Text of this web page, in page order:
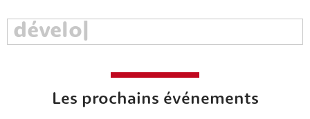
Les prochains événements